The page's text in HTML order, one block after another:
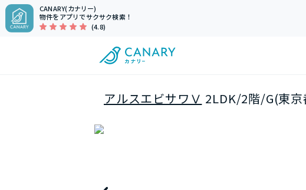
CANARY(カナリー)
物件をアプリでサクサク検索！
(4.8)
アルスエビサワⅤ 2LDK/2階/G(東